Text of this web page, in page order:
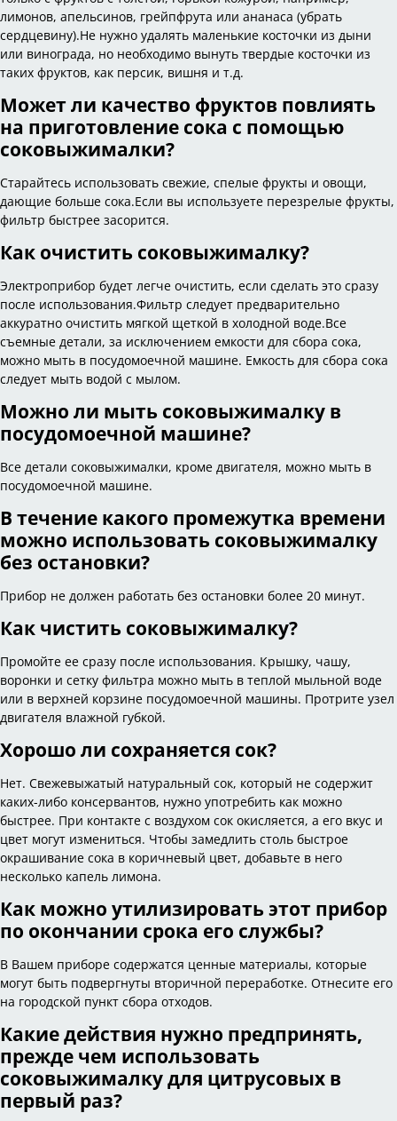
лимонов, апельсинов, грейпфрута или ананаса (убрать
сердцевину).Не нужно удалять маленькие косточки из дыни
или винограда, но необходимо вынуть твердые косточки из
таких фруктов, как персик, вишня и т.д.
Может ли качество фруктов повлиять
на приготовление сока с помощью
соковыжималки?
Старайтесь использовать свежие, спелые фрукты и овощи,
дающие больше сока.Если вы используете перезрелые фрукты,
фильтр быстрее засорится.
Как очистить соковыжималку?
Электроприбор будет легче очистить, если сделать это сразу
после использования.Фильтр следует предварительно
аккуратно очистить мягкой щеткой в холодной воде.Все
съемные детали, за исключением емкости для сбора сока,
можно мыть в посудомоечной машине. Емкость для сбора сока
следует мыть водой с мылом.
Можно ли мыть соковыжималку в
посудомоечной машине?
Все детали соковыжималки, кроме двигателя, можно мыть в
посудомоечной машине.
В течение какого промежутка времени
можно использовать соковыжималку
без остановки?
Прибор не должен работать без остановки более 20 минут.
Как чистить соковыжималку?
Промойте ее сразу после использования. Крышку, чашу,
воронки и сетку фильтра можно мыть в теплой мыльной воде
или в верхней корзине посудомоечной машины. Протрите узел
двигателя влажной губкой.
Хорошо ли сохраняется сок?
Нет. Свежевыжатый натуральный сок, который не содержит
каких-либо консервантов, нужно употребить как можно
быстрее. При контакте с воздухом сок окисляется, а его вкус и
цвет могут измениться. Чтобы замедлить столь быстрое
окрашивание сока в коричневый цвет, добавьте в него
несколько капель лимона.
Как можно утилизировать этот прибор
по окончании срока его службы?
В Вашем приборе содержатся ценные материалы, которые
могут быть подвергнуты вторичной переработке. Отнесите его
на городской пункт сбора отходов.
Какие действия нужно предпринять,
прежде чем использовать
соковыжималку для цитрусовых в
первый раз?